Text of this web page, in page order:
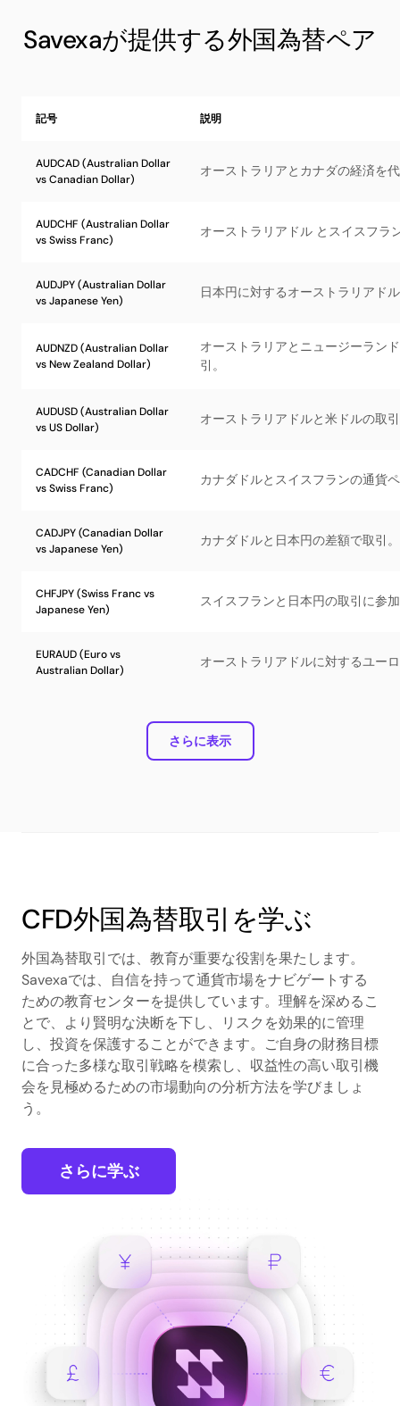
Savexaが提供する外国為替ペア
記号 説明
AUDCAD (Australian Dollar
vs Canadian Dollar)
オーストラリアとカナダの経済を
AUDCHF (Australian Dollar
vs Swiss Franc)
オーストラリアドル とスイスフラ
AUDJPY (Australian Dollar
vs Japanese Yen)
日本円に対するオーストラリアド
AUDNZD (Australian Dollar
vs New Zealand Dollar)
オーストラリアとニュージーラン
引。
AUDUSD (Australian Dollar
vs US Dollar)
オーストラリアドルと米ドルの取
CADCHF (Canadian Dollar
vs Swiss Franc)
カナダドルとスイスフランの通貨
CADJPY (Canadian Dollar
vs Japanese Yen)
カナダドルと日本円の差額で取引。
CHFJPY (Swiss Franc vs
Japanese Yen)
スイスフランと日本円の取引に参
EURAUD (Euro vs
Australian Dollar)
オーストラリアドルに対するユー
さらに表示
CFD外国為替取引を学ぶ
外国為替取引では、教育が重要な役割を果たします。
Savexaでは、自信を持って通貨市場をナビゲートする
ための教育センターを提供しています。理解を深めるこ
とで、より賢明な決断を下し、リスクを効果的に管理
し、投資を保護することができます。ご自身の財務目標
に合った多様な取引戦略を模索し、収益性の高い取引機
会を見極めるための市場動向の分析方法を学びましょ
う。
さらに学ぶ